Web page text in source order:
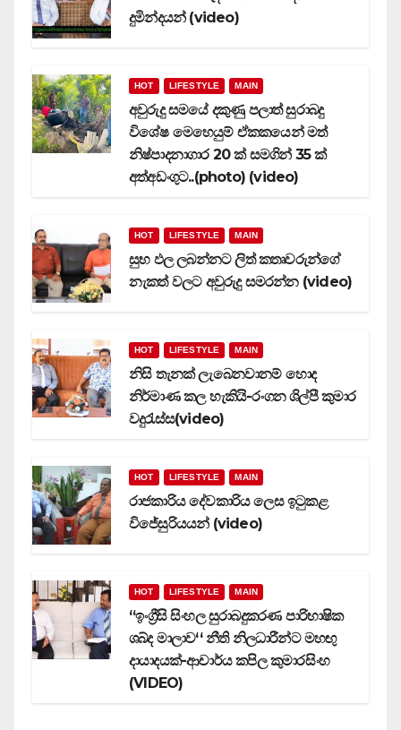
දුමින්දයන් (video)
HOT LIFESTYLE MAIN
අවුරුදු සමයේ දකුණු පලාත් සුරාබදු
විශේෂ මෙහෙයුම් ඒකකයෙන් මත්
නිෂ්පාදනාගාර 20 ක් සමගින් 35 ක්
අත්අඩංගුට..(photo) (video)
HOT LIFESTYLE MAIN
සුභ ඵල ලබන්නට ලිත් කතෘවරුන්ගේ
නැකත් වලට අවුරුදු සමරන්න (video)
HOT LIFESTYLE MAIN
නිසි තැනක් ලැබෙනවානම් හොද
නිර්මාණ කල හැකියි-රංගන ශිල්පී කුමාර
වදුරැස්ස(video)
HOT LIFESTYLE MAIN
රාජකාරිය දේවකාරිය ලෙස ඉටුකළ
විජේසුරියයන් (video)
HOT LIFESTYLE MAIN
‘‘ඉංග්‍රීසි සිංහල සුරාබදුකරණ පාරිභාෂික
ශබ්ද මාලාව‘‘ නීති නිලධාරීන්ට මහඟු
දායාදයක්-ආචාර්ය කපිල කුමාරසිංහ
(VIDEO)